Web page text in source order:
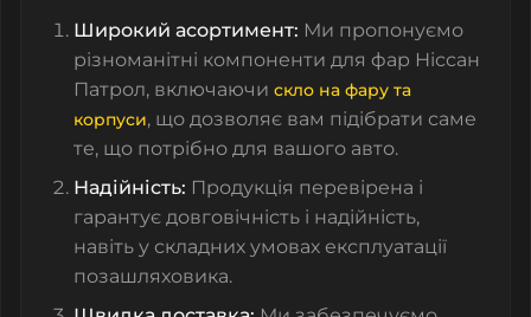
Широкий асортимент: Ми пропонуємо
різноманітні компоненти для фар Ніссан
Патрол, включаючи скло на фару та
корпуси, що дозволяє вам підібрати саме
те, що потрібно для вашого авто.
Надійність: Продукція перевірена і
гарантує довговічність і надійність,
навіть у складних умовах експлуатації
позашляховика.